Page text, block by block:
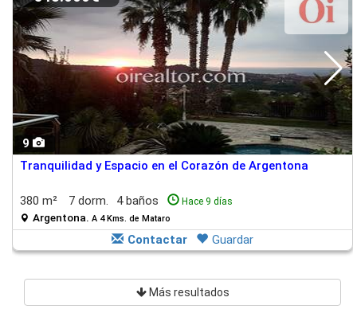
9
Tranquilidad y Espacio en el Corazón de Argentona
380 m² 7 dorm. 4 baños Hace 9 días
Argentona. A 4 Kms. de Mataro
Contactar Guardar
Más resultados